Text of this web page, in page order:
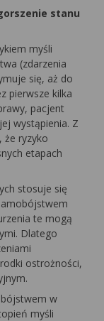
stanu
myśli
(zdarzenia
się, aż do
pierwsze kilka
pacjent
wystąpienia. Z
że ryzyko
etapach
stosuje się
te mogą
Dlatego
ostrożności,
w
myśli